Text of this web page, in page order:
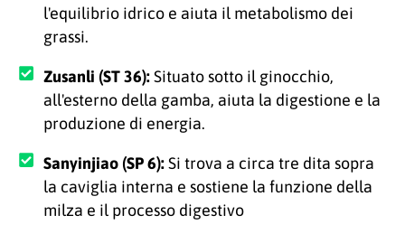
l'equilibrio idrico e aiuta il metabolismo dei
grassi.
Zusanli (ST 36):Situato sotto il ginocchio,
all'esterno della gamba, aiuta la digestione e la
produzione di energia.
Sanyinjiao (SP 6):Si trova a circa tre dita sopra
la caviglia interna e sostiene la funzione della
milza e il processo digestivo